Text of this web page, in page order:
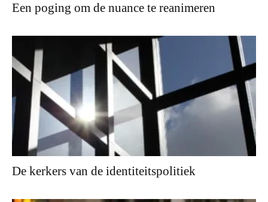
Een poging om de nuance te reanimeren
De kerkers van de identiteitspolitiek